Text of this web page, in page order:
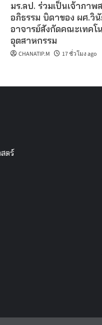
มร.ลป. ร่วมเป็นเจ้าภาพ
อภิธรรม บิดาของ ผศ.วิ
อาจารย์สังกัดคณะเทคโ
อุตสาหกรรม
CHANATIP.M 17 ชั่วโมง ago
ตร์